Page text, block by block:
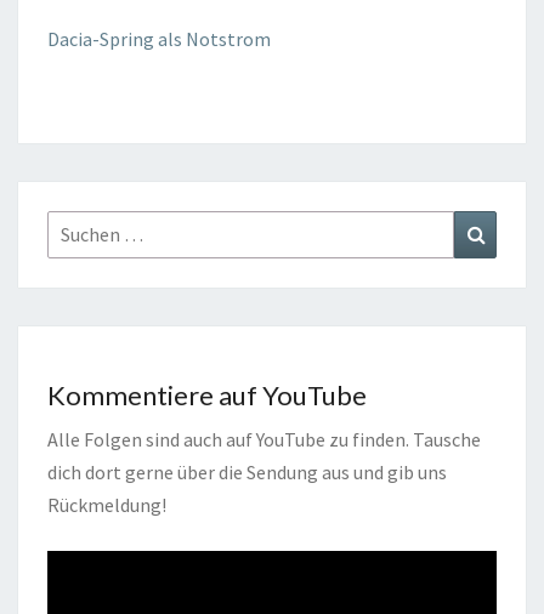
Dacia-Spring als Notstrom
Suchen
nach:
Kommentiere auf YouTube
Alle Folgen sind auch auf YouTube zu finden. Tausche
dich dort gerne über die Sendung aus und gib uns
Rückmeldung!